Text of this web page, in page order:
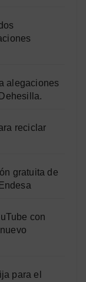
alegaciones
reciclar
gratuita de
con
para el